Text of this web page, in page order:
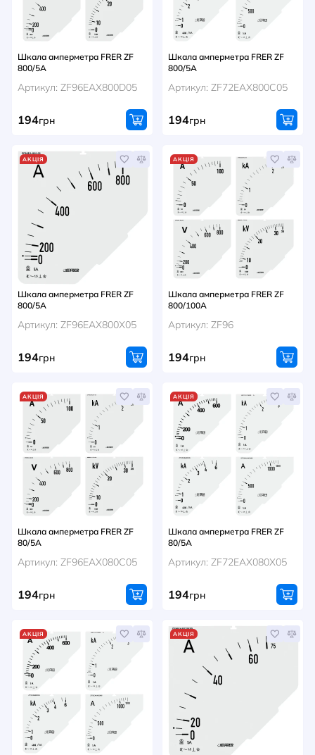
Шкала амперметра FRER ZF
800/5A
Артикул: ZF96EAX800D05
194грн
Шкала амперметра FRER ZF
800/5A
Артикул: ZF72EAX800C05
194грн
АКЦІЯ
Шкала амперметра FRER ZF
800/5A
Артикул: ZF96EAX800X05
194грн
АКЦІЯ
Шкала амперметра FRER ZF
800/100A
Артикул: ZF96
194грн
АКЦІЯ
Шкала амперметра FRER ZF
80/5A
Артикул: ZF96EAX080C05
194грн
АКЦІЯ
Шкала амперметра FRER ZF
80/5A
Артикул: ZF72EAX080X05
194грн
АКЦІЯ АКЦІЯ